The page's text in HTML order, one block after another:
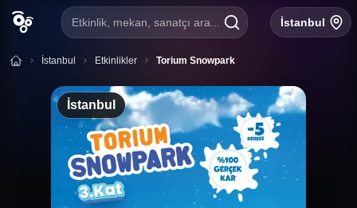
Etkinlik, mekan, sanatçı ara... İstanbul
İstanbul Etkinlikler Torium Snowpark
İstanbul